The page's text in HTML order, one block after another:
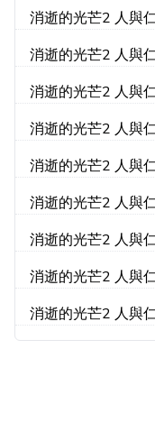
消逝的光芒2 人與
消逝的光芒2 人與
消逝的光芒2 人與
消逝的光芒2 人與
消逝的光芒2 人與
消逝的光芒2 人與
消逝的光芒2 人與
消逝的光芒2 人與
消逝的光芒2 人與